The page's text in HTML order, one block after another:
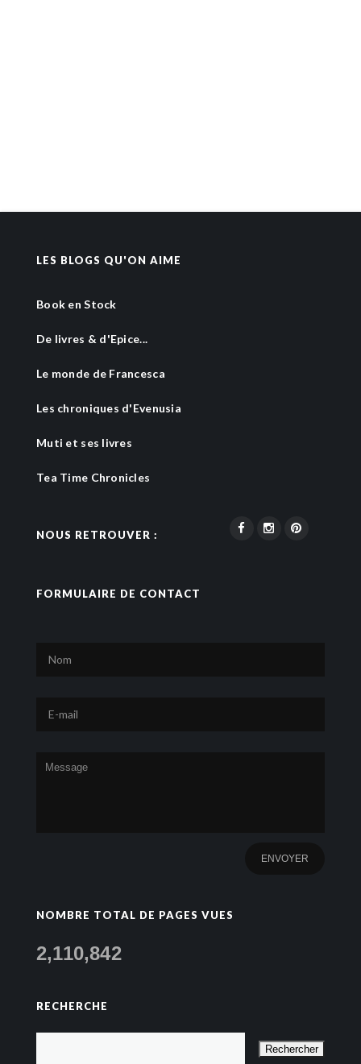
LES BLOGS QU'ON AIME
Book en Stock
De livres & d'Epice...
Le monde de Francesca
Les chroniques d'Evenusia
Muti et ses livres
Tea Time Chronicles
NOUS RETROUVER :
FORMULAIRE DE CONTACT
NOMBRE TOTAL DE PAGES VUES
2,110,842
RECHERCHE